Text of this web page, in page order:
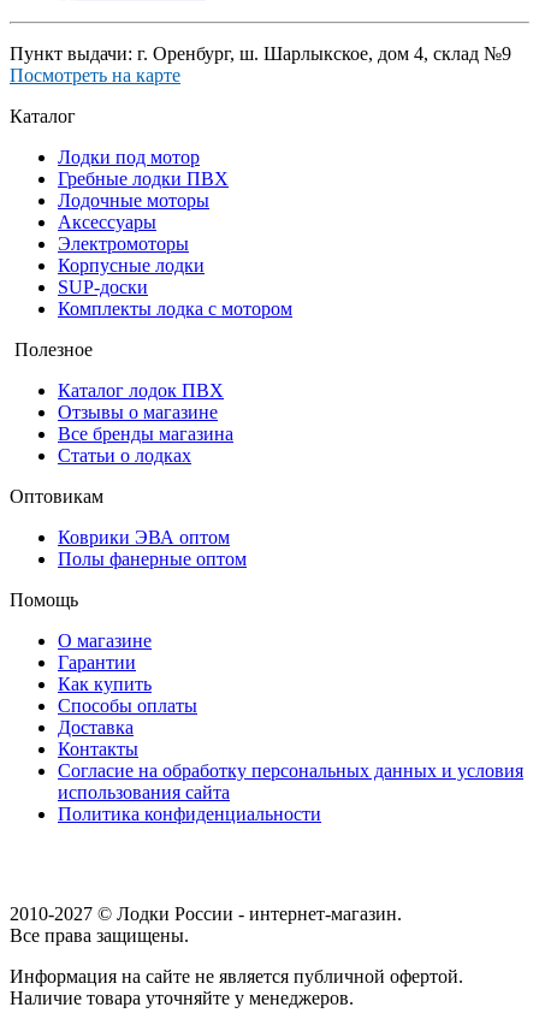
Пункт выдачи: г. Оренбург, ш. Шарлыкское, дом 4, склад №9
Посмотреть на карте
Каталог
Лодки под мотор
Гребные лодки ПВХ
Лодочные моторы
Аксессуары
Электромоторы
Корпусные лодки
SUP-доски
Комплекты лодка с мотором
Полезное
Каталог лодок ПВХ
Отзывы о магазине
Все бренды магазина
Статьи о лодках
Оптовикам
Коврики ЭВА оптом
Полы фанерные оптом
Помощь
О магазине
Гарантии
Как купить
Способы оплаты
Доставка
Контакты
Согласие на обработку персональных данных и условия
использования сайта
Политика конфиденциальности
2010-2027 © Лодки России - интернет-магазин.
Все права защищены.
Информация на сайте не является публичной офертой.
Наличие товара уточняйте у менеджеров.